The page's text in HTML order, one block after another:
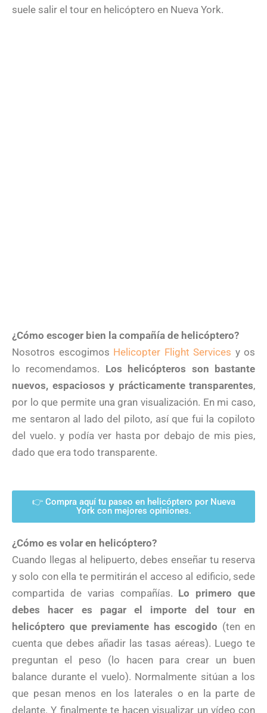
suele salir el tour en helicóptero en Nueva York.
¿Cómo escoger bien la compañía de helicóptero?
Nosotros escogimos Helicopter Flight Services y os
lo recomendamos. Los helicópteros son bastante
nuevos, espaciosos y prácticamente transparentes,
por lo que permite una gran visualización. En mi caso,
me sentaron al lado del piloto, así que fui la copiloto
del vuelo. y podía ver hasta por debajo de mis pies,
dado que era todo transparente.
👉 Compra aquí tu paseo en helicóptero por Nueva
York con mejores opiniones.
¿Cómo es volar en helicóptero?
Cuando llegas al helipuerto, debes enseñar tu reserva
y solo con ella te permitirán el acceso al edificio, sede
compartida de varias compañías. Lo primero que
debes hacer es pagar el importe del tour en
helicóptero que previamente has escogido (ten en
cuenta que debes añadir las tasas aéreas). Luego te
preguntan el peso (lo hacen para crear un buen
balance durante el vuelo). Normalmente sitúan a los
que pesan menos en los laterales o en la parte de
delante. Y finalmente te hacen visualizar un vídeo con